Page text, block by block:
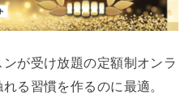
が受け放題の定額制オンラ
る習慣を作るのに最適。